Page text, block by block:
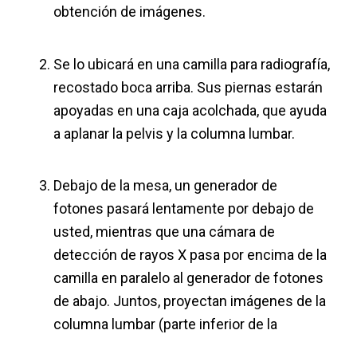
obtención de imágenes.
Se lo ubicará en una camilla para radiografía,
recostado boca arriba. Sus piernas estarán
apoyadas en una caja acolchada, que ayuda
a aplanar la pelvis y la columna lumbar.
Debajo de la mesa, un generador de
fotones pasará lentamente por debajo de
usted, mientras que una cámara de
detección de rayos X pasa por encima de la
camilla en paralelo al generador de fotones
de abajo. Juntos, proyectan imágenes de la
columna lumbar (parte inferior de la